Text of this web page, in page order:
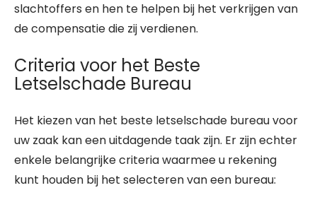
slachtoffers en hen te helpen bij het verkrijgen van
de compensatie die zij verdienen.
Criteria voor het Beste
Letselschade Bureau
Het kiezen van het beste letselschade bureau voor
uw zaak kan een uitdagende taak zijn. Er zijn echter
enkele belangrijke criteria waarmee u rekening
kunt houden bij het selecteren van een bureau: